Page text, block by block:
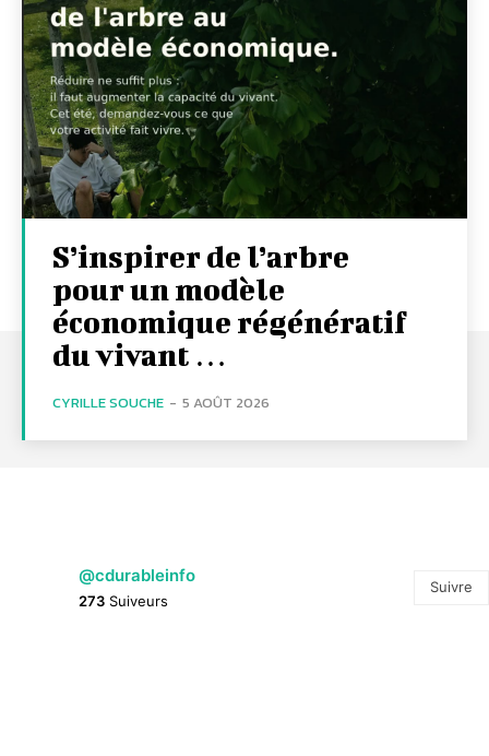
S’inspirer de l’arbre
pour un modèle
économique régénératif
du vivant …
CYRILLE SOUCHE - 5 AOÛT 2026
@cdurableinfo
273 Suiveurs
Suivre